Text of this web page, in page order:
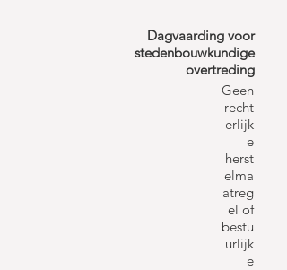
Dagvaarding voor
stedenbouwkundige
overtreding
Geen
recht
erlijk
e
herst
elma
atreg
el of
bestu
urlijk
e